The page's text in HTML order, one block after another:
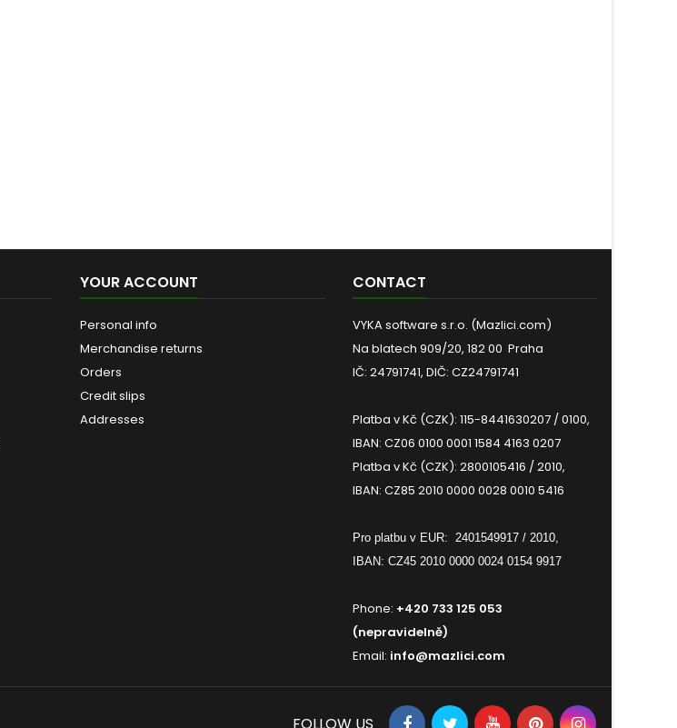
YOUR ACCOUNT
Personal info
Merchandise returns
Orders
Credit slips
Addresses
CONTACT
VYKA software s.r.o. (Mazlici.com)
Na blatech 909/20, 182 00 Praha
IČ: 24791741, DIČ: CZ24791741
Platba v Kč (CZK): 115-8441630207 / 0100,
IBAN: CZ06 0100 0001 1584 4163 0207
Platba v Kč (CZK): 2800105416 / 2010,
IBAN: CZ85 2010 0000 0028 0010 5416
Pro platbu v EUR: 2401549917 / 2010,
IBAN: CZ45 2010 0000 0024 0154 9917
Phone: +420 733 125 053
(nepravidelně)
Email: info@mazlici.com